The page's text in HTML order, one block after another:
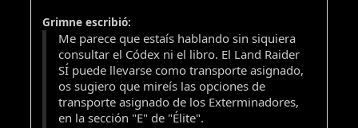
Grimne escribió:
Me parece que estaís hablando sin siquiera
consultar el Códex ni el libro. El Land Raider
SÍ puede llevarse como transporte asignado,
os sugiero que mireís las opciones de
transporte asignado de los Exterminadores,
en la sección "E" de "Élite".